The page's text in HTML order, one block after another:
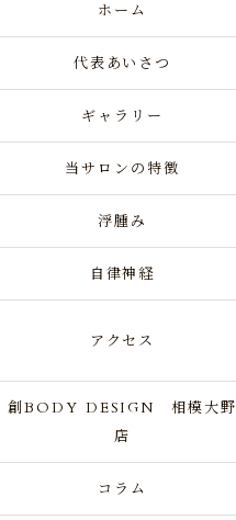
ホーム
代表あいさつ
ギャラリー
当サロンの特徴
浮腫み
自律神経
アクセス
創BODY DESIGN 相模大野
店
コラム